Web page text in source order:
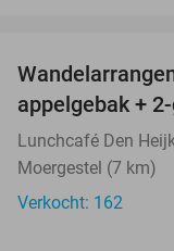
appelgebak +
Lunchcafé Den
Moergestel (7 km)
Verkocht: 162